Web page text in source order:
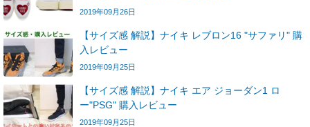
2019年09月26日
【サイズ感 解説】ナイキ レブロン16 "サファリ" 購
入レビュー
2019年09月25日
【サイズ感 解説】ナイキ エア ジョーダン1 ロ
ー"PSG" 購入レビュー
2019年09月25日